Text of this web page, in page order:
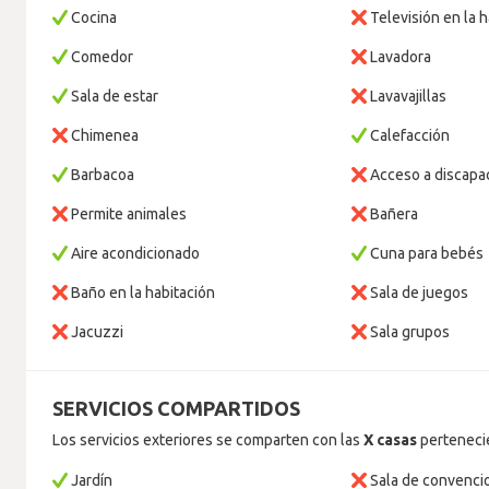
Cocina
Comedor
Sala de estar
Chimenea
Barbacoa
Permite animales
Aire acondicionado
Baño en la habitación
Jacuzzi
Televisión en la
Lavadora
Lavavajillas
Calefacción
Acceso a
Bañera
Cuna para bebés
Sala de juegos
Sala grupos
SERVICIOS COMPARTIDOS
Los servicios exteriores se comparten con las X casas
Jardín Sala de